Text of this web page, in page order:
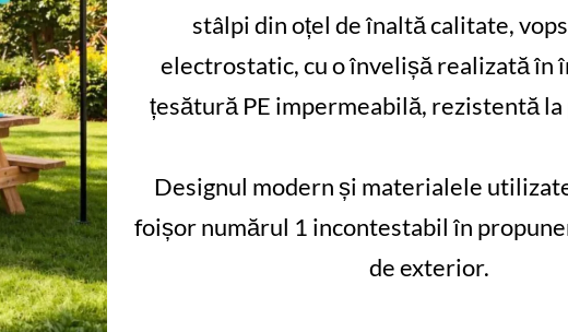
stâlpi din oțel de înaltă calitate,
electrostatic, cu o învelișă realizată în
țesătură PE impermeabilă, rezistentă la
Designul modern și materialele
foișor numărul 1 incontestabil în
de exterior.